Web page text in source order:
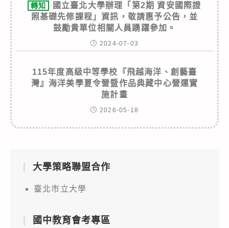
轉知
國立臺北大學辦理「第2期 資安國際證
照基礎先修課程」資訊，敬請惠予公告，並
鼓勵貴單位相關人員踴躍參加。
2024-07-03
115年度高級中等學校『飛越海洋、創藝臺
灣』海洋美學夏令營暨作品典藏中心營運實
施計畫
2026-05-18
大學策略聯盟合作
臺北市立大學
國中教育會考專區